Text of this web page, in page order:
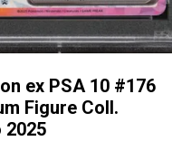
ex PSA 10 #176
Figure Coll.
2025